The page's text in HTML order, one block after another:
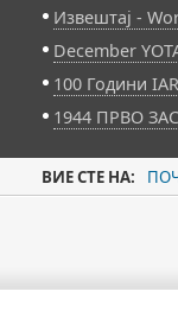
Извештај -
December
100 Години
1944 ПРВО
ВИЕ СТЕ НА: